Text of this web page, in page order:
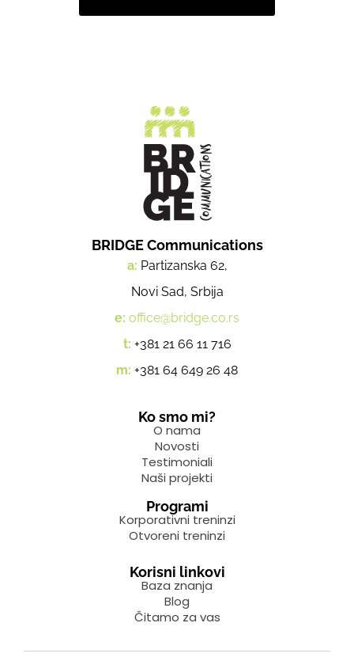
BRIDGE Communications
a: Partizanska 62,
Novi Sad, Srbija
e: office@bridge.co.rs
t: +381 21 66 11 716
m: +381 64 649 26 48
Ko smo mi?
O nama
Novosti
Testimoniali
Naši projekti
Programi
Korporativni treninzi
Otvoreni treninzi
Korisni linkovi
Baza znanja
Blog
Čitamo za vas